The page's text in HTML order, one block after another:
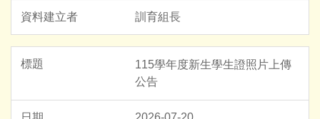
訓育組長
115學年度新生學生證照片上傳
公告